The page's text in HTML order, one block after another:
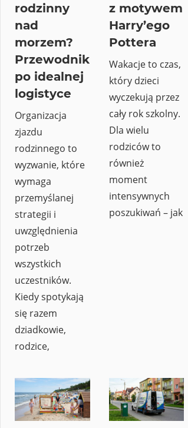
rodzinny
nad
morzem?
Przewodnik
po idealnej
logistyce
Organizacja
zjazdu
rodzinnego to
wyzwanie, które
wymaga
przemyślanej
strategii i
uwzględnienia
potrzeb
wszystkich
uczestników.
Kiedy spotykają
się razem
dziadkowie,
rodzice,
z motywem
Harry’ego
Pottera
Wakacje to czas,
który dzieci
wyczekują przez
cały rok szkolny.
Dla wielu
rodziców to
również
moment
intensywnych
poszukiwań – jak